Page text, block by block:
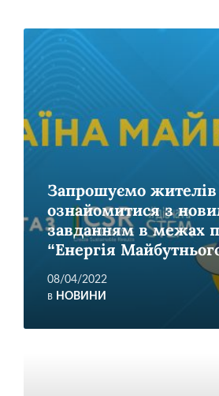
Запрошуємо
ознайомитися з
завданням в межах
“Енергія
08/04/2022
в НОВИНИ